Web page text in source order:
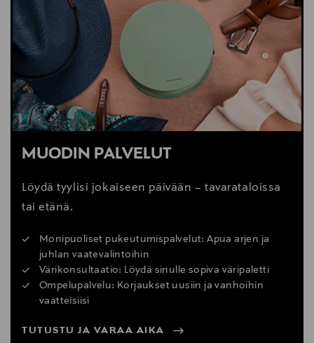
MUODIN PALVELUT
Löydä tyylisi jokaiseen päivään – tavarataloissa
tai etänä.
Monipuoliset pukeutumispalvelut: Apua arjen ja
juhlan vaatevalintoihin
Värikonsultaatio: Löydä sinulle sopiva väripaletti
Ompelupalvelu: Korjaukset uusiin ja vanhoihin
vaatteisiisi
TUTUSTU JA VARAA AIKA